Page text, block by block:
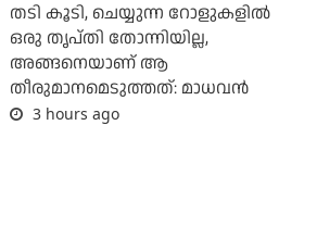
തടി കൂടി, ചെയ്യുന്ന റോളുകളില്‍
ഒരു തൃപ്തി തോന്നിയില്ല,
അങ്ങനെയാണ് ആ
തീരുമാനമെടുത്തത്: മാധവന്‍
3 hours ago